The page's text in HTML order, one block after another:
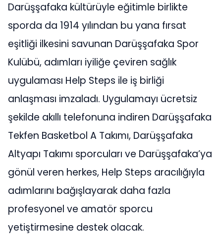
Darüşşafaka kültürüyle eğitimle birlikte
sporda da 1914 yılından bu yana fırsat
eşitliği ilkesini savunan Darüşşafaka Spor
Kulübü, adımları iyiliğe çeviren sağlık
uygulaması Help Steps ile iş birliği
anlaşması imzaladı. Uygulamayı ücretsiz
şekilde akıllı telefonuna indiren Darüşşafaka
Tekfen Basketbol A Takımı, Darüşşafaka
Altyapı Takımı sporcuları ve Darüşşafaka’ya
gönül veren herkes, Help Steps aracılığıyla
adımlarını bağışlayarak daha fazla
profesyonel ve amatör sporcu
yetiştirmesine destek olacak.